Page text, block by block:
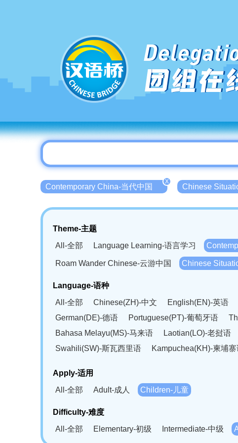
团组在
Contemporary China-当代中国
X
Chinese
Theme-主题
All-全部
Language Learning-语言学习
Roam Wander Chinese-云游中国 Chinese
Language-语种
All-全部
Chinese(ZH)-中文 English(EN)-英语
German(DE)-德语
Portuguese(PT)-葡萄牙语
Bahasa Melayu(MS)-马来语
Laotian(LO)-老挝语
Swahili(SW)-斯瓦西里语
Kampuchea(KH)-柬埔寨
Apply-适用
All-全部
Adult-成人 Children-儿童
Difficulty-难度
All-全部
Elementary-初级 Intermediate-中级